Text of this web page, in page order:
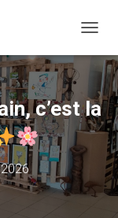
É
I
E
R
A
c’est la